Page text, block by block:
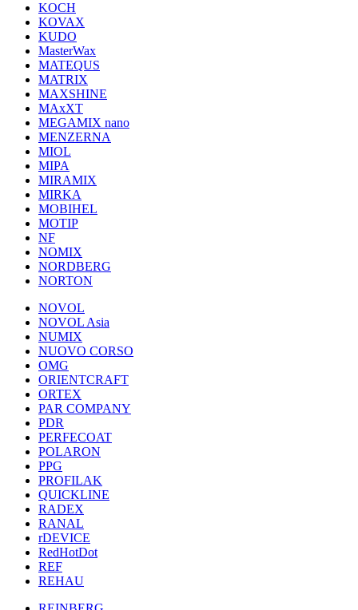
KOCH
KOVAX
KUDO
MasterWax
MATEQUS
MATRIX
MAXSHINE
MAxXT
MEGAMIX nano
MENZERNA
MIOL
MIPA
MIRAMIX
MIRKA
MOBIHEL
MOTIP
NF
NOMIX
NORDBERG
NORTON
NOVOL
NOVOL Asia
NUMIX
NUOVO CORSO
OMG
ORIENTCRAFT
ORTEX
PAR COMPANY
PDR
PERFECOAT
POLARON
PPG
PROFILAK
QUICKLINE
RADEX
RANAL
rDEVICE
RedHotDot
REF
REHAU